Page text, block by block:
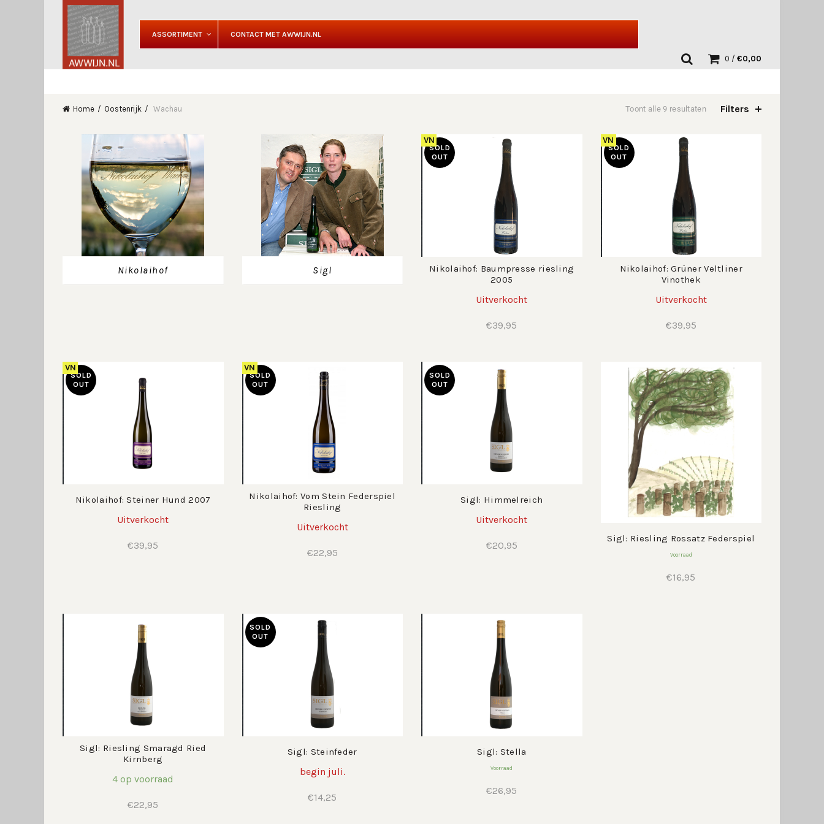
ASSORTIMENT CONTACT MET AWWIJN.NL
0 / €0,00
Home Oostenrijk Wachau Toont alle 9 resultaten Filters
Nikolaihof Sigl
SOLD
OUT
VN
Nikolaihof: Baumpresse riesling
2005
Uitverkocht
€39,95
SOLD
OUT
VN
Nikolaihof: Grüner Veltliner
Vinothek
Uitverkocht
€39,95
SOLD
OUT
VN
Nikolaihof: Steiner Hund 2007
Uitverkocht
€39,95
SOLD
OUT
VN
Nikolaihof: Vom Stein Federspiel
Riesling
Uitverkocht
€22,95
SOLD
OUT
Sigl: Himmelreich
Uitverkocht
€20,95
Sigl: Riesling Rossatz Federspiel
Voorraad
€16,95
Sigl: Riesling Smaragd Ried
Kirnberg
4 op voorraad
€22,95
SOLD
OUT
Sigl: Steinfeder
begin juli.
€14,25
Sigl: Stella
Voorraad
€26,95